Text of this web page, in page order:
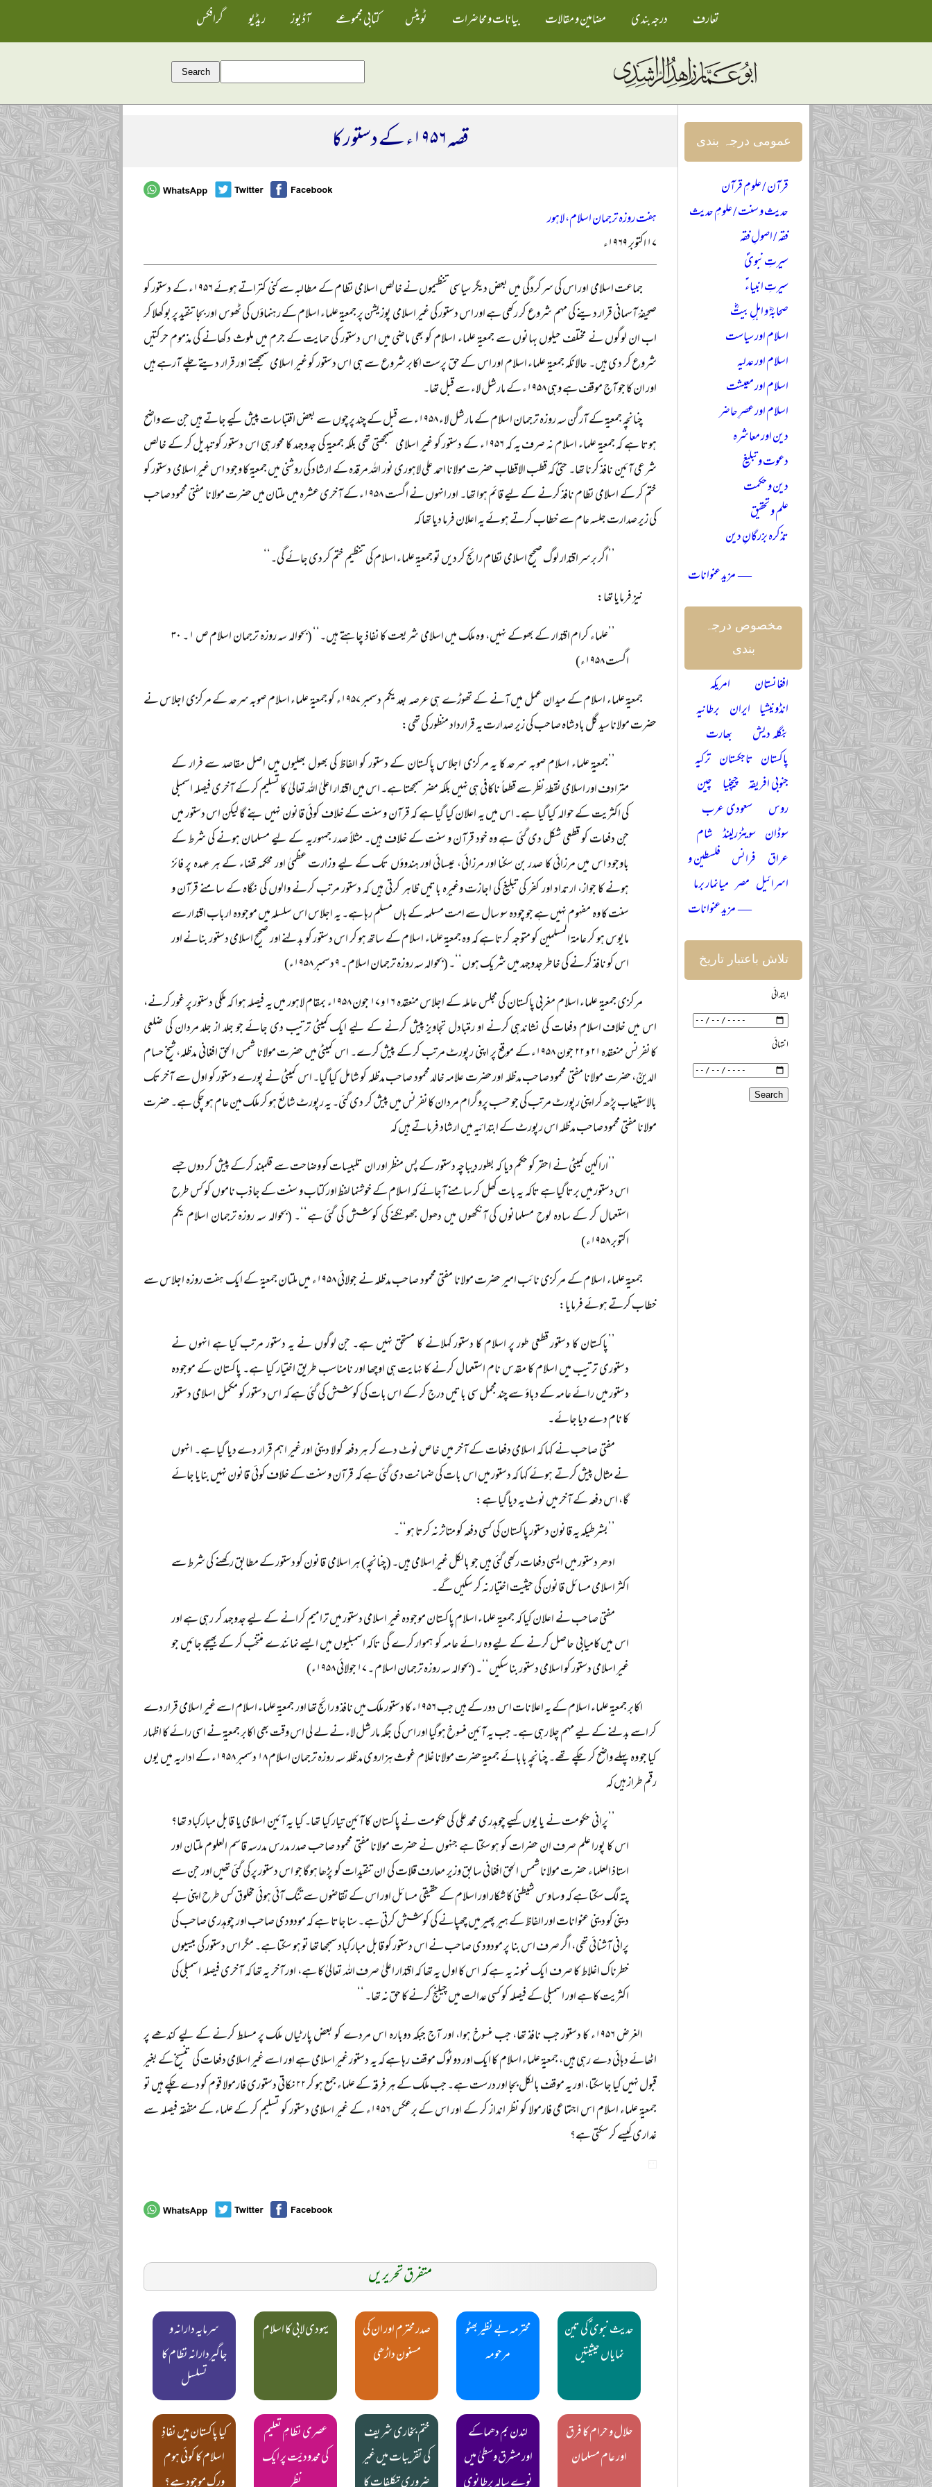
تعارف درجہ بندی مضامین و مقالات بیانات و محاضرات ٹویٹس کتابی مجموعے آڈیوز ریڈیو گرافکس
قصہ ۱۹۵۶ء کے دستور کا
ہفت روزہ ترجمان اسلام، لاہور
۱۷ اکتوبر ۱۹۶۹ء
جماعت اسلامی اور اس کی سرکردگی میں بعض دیگر سیاسی تنظیموں نے خالص اسلامی نظام کے مطالبہ سے کنی کتراتے ہوئے ۱۹۵۶ء کے دستور کو
صحیفۂ آسمانی قرار دینے کی مہم شروع کر رکھی ہے اور اس دستور کی غیر اسلامی پوزیشن پر جمعیۃ علماء اسلام کے رہنماؤں کی ٹھوس اور بجا تنقید پر بوکھلا کر
اب ان لوگوں نے مختلف حیلوں بہانوں سے جمعیۃ علماء اسلام کو بھی ماضی میں اس دستور کی حمایت کے جرم میں ملوث دکھانے کی مذموم حرکتیں
شروع کر دی ہیں۔ حالانکہ جمعیۃ علماء اسلام اور اس کے حق پرست اکابر شروع سے ہی اس دستور کو غیر اسلامی سمجھتے اور قرار دیتے چلے آرہے ہیں
اور ان کا جو آج موقف ہے وہی ۱۹۵۸ء کے مارشل لاء سے قبل تھا۔
چنانچہ جمعیۃ کے آرگن سہ روزہ ترجمان اسلام کے مارشل لاء ۱۹۵۸ء سے قبل کے چند پرچوں سے بعض اقتباسات پیش کیے جاتے ہیں جن سے واضح
ہوتا ہے کہ جمعیۃ علماء اسلام نہ صرف یہ کہ ۱۹۵۶ء کے دستور کو غیر اسلامی سمجھتی تھی بلکہ جمعیۃ کی جدوجہد کا محور ہی اس دستور کو تبدیل کر کے خالص
شرعی آئین نافذ کرنا تھا۔ حتیٰ کہ قطب الاقطاب حضرت مولانا احمد علی لاہوری نور اللہ مرقدہ کے ارشاد کی روشنی میں جمعیۃ کا وجود اس غیر اسلامی دستور کو
ختم کر کے اسلامی نظام نافذ کرنے کے لیے قائم ہوا تھا۔ اور انہوں نے اگست ۱۹۵۸ء کے آخری عشرہ میں ملتان میں حضرت مولانا مفتی محمود صاحب
کی زیر صدارت جلسہ عام سے خطاب کرتے ہوئے یہ اعلان فرما دیا تھا کہ
’’اگر برسر اقتدار لوگ صحیح اسلامی نظام رائج کر دیں تو جمعیۃ علماء اسلام کی تنظیم ختم کر دی جائے گی۔‘‘
نیز فرمایا تھا:
’’علماء کرام اقتدار کے بھوکے نہیں، وہ ملک میں اسلامی شریعت کا نفاذ چاہتے ہیں۔‘‘ (بحوالہ سہ روزہ ترجمان اسلام ص ۱ ۔ ۳۰
اگست ۱۹۵۸ء)
جمعیۃ علماء اسلام کے میدان عمل میں آنے کے تھوڑے ہی عرصہ بعد یکم دسمبر ۱۹۵۷ء کو جمعیۃ علماء اسلام صوبہ سرحد کے مرکزی اجلاس نے
حضرت مولانا سید گل بادشاہ صاحب کی زیر صدارت یہ قرارداد منظور کی تھی:
’’جمعیۃ علماء اسلام صوبہ سرحد کا یہ مرکزی اجلاس پاکستان کے دستور کو الفاظ کی بھول بھلیوں میں اصل مقاصد سے فرار کے
مترادف اور اسلامی نقطۂ نظر سے قطعاً ناکافی ہی نہیں بلکہ مضر سمجھتا ہے۔ اس میں اقتدار اعلیٰ اللہ تعالیٰ کا تسلیم کر کے آخری فیصلہ اسمبلی
کی اکثریت کے حوالہ کیا گیا ہے۔ اس میں یہ اعلان کیا گیا ہے کہ قرآن و سنت کے خلاف کوئی قانون نہیں بنے گا لیکن اس دستور میں
جن دفعات کو قطعی شکل دی گئی ہے وہ خود قرآن و سنت کے خلاف ہیں۔ مثلاً صدر جمہوریہ کے لیے مسلمان ہونے کی شرط کے
باوجود اس میں مرزائی کا صدر بن سکنا اور مرزائی، عیسائی اور ہندوؤں تک کے لیے وزارت عظمیٰ اور محکمہ قضاء کے ہر عہدہ پر فائز
ہونے کا جواز، ارتداد اور کفر کی تبلیغ کی اجازت وغیرہ باتیں ظاہر کرتی ہیں کہ دستور مرتب کرنے والوں کی نگاہ کے سامنے قرآن و
سنت کا وہ مفہوم نہیں ہے جو چودہ سو سال سے امت مسلمہ کے ہاں مسلم رہا ہے۔ یہ اجلاس اس سلسلہ میں موجودہ ارباب اقتدار سے
مایوس ہو کر عامۃ المسلمین کو متوجہ کرتا ہے کہ وہ جمعیۃ علماء اسلام کے ساتھ ہو کر اس دستور کو بدلنے اور صحیح اسلامی دستور بنانے اور
اس کو نافذ کرنے کی خاطر جدوجہد میں شریک ہوں‘‘۔ (بحوالہ سہ روزہ ترجمان اسلام ۔ ۹ دسمبر ۱۹۵۸ء)
مرکزی جمعیۃ علماء اسلام مغربی پاکستان کی مجلس عاملہ کے اجلاس منعقدہ ۱۶ و ۱۷ جون ۱۹۵۸ء بمقام لاہور میں یہ فیصلہ ہوا کہ ملکی دستور پر غور کرنے،
اس میں خلاف اسلام دفعات کی نشاندہی کرنے او رمتبادل تجاویز پیش کرنے کے لیے ایک کمیٹی ترتیب دی جائے جو جلد از جلد مردان کی ضلعی
کانفرنس منعقدہ ۲۱ و ۲۲ جون ۱۹۵۸ء کے موقع پر اپنی رپورٹ مرتب کر کے پیش کرے۔ اس کمیٹی میں حضرت مولانا شمس الحق افغانی مدظلہ، شیخ حسام
الدینؒ، حضرت مولانا مفتی محمود صاحب مدظلہ اور حضرت علامہ خالد محمود صاحب مدظلہ کو شامل کیا گیا۔ اس کمیٹی نے پورے دستور کو اول سے آخر تک
بالاستیعاب پڑھ کر اپنی رپورٹ مرتب کی جو حسب پروگرام مردان کانفرنس میں پیش کر دی گئی۔ یہ رپورٹ شائع ہو کر ملک مین عام ہو چکی ہے۔ حضرت
مولانا مفتی محمود صاحب مدظلہ اس رپورٹ کے ابتدائیہ میں ارشاد فرماتے ہیں کہ
’’اراکین کمیٹی نے احقر کو حکم دیا کہ بطور دیباچہ دستور کے پس منظر اور ان تلبیسات کو وضاحت سے قلمبند کر کے پیش کر دوں جسے
اس دستور میں برتا گیا ہے تاکہ یہ بات کھل کر سامنے آجائے کہ اسلام کے خوشنما لفظ اور کتاب و سنت کے جاذب ناموں کو کس طرح
استعمال کر کے سادہ لوح مسلمانوں کی آنکھوں میں دھول جھونکنے کی کوشش کی گئی ہے‘‘۔ (بحوالہ سہ روزہ ترجمان اسلام یکم
اکتوبر ۱۹۵۸ء)
جمعیۃ علماء اسلام کے مرکزی نائب امیر حضرت مولانا مفتی محمود صاحب مدظلہ نے جولائی ۱۹۵۸ء میں ملتان جمعیۃ کے ایک ہفت روزہ اجلاس سے
خطاب کرتے ہوئے فرمایا:
’’پاکستان کا دستور قطعی طور پر اسلام کا دستور کہلانے کا مستحق نہیں ہے۔ جن لوگوں نے یہ دستور مرتب کیا ہے انہوں نے
دستوری ترتیب میں اسلام کا مقدس نام استعمال کرنے کا نہایت ہی اوچھا اور نامناسب طریق اختیار کیا ہے۔ پاکستان کے موجودہ
دستور میں رائے عامہ کے دباؤ سے چند مجمل سی باتیں درج کر کے اس بات کی کوشش کی گئی ہے کہ اس دستور کو مکمل اسلامی دستور
کا نام دے دیا جائے۔
مفتی صاحب نے کہا کہ اسلامی دفعات کے آخر میں خاص نوٹ دے کر ہر دفعہ کو لا دینی اور غیر اہم قرار دے دیا گیا ہے۔ انہوں
نے مثال پیش کرتے ہوئے کہا کہ دستور میں اس بات کی ضمانت دی گئی ہے کہ قرآن و سنت کے خلاف کوئی قانون نہیں بنایا جائے
گا، اس دفعہ کے آخر میں نوٹ یہ دیا گیا ہے:
’’بشرطیکہ یہ قانون دستور پاکستان کی کسی دفعہ کو متاثر نہ کرتا ہو‘‘۔
ادھر دستور میں ایسی دفعات رکھی گئی ہیں جو بالکل غیر اسلامی ہیں۔ (چنانچہ) ہر اسلامی قانون کو دستور کے مطابق رکھنے کی شرط سے
اکثر اسلامی مسائل قانون کی حیثیت اختیار نہ کر سکیں گے۔
مفتی صاحب نے اعلان کیا کہ جمعیۃ علماء اسلام پاکستان موجودہ غیر اسلامی دستور میں ترامیم کرانے کے لیے جدوجہد کر رہی ہے اور
اس میں کامیابی حاصل کرنے کے لیے وہ رائے عامہ کو ہموار کرے گی تاکہ اسمبلیوں میں ایسے نمائندے منتخب کر کے بھیجے جائیں جو
غیر اسلامی دستور کو اسلامی دستور بنا سکیں‘‘۔ (بحوالہ سہ روزہ ترجمان اسلام ۔ ۱۷ جولائی ۱۹۵۸ء)
اکابر جمعیۃ علماء اسلام کے یہ اعلانات اس دور کے ہیں جب ۱۹۵۶ء کا دستور ملک میں نافذ و رائج تھا اور جمعیۃ علماء اسلام اسے غیر اسلامی قرار دے
کر اسے بدلنے کے لیے مہم چلا رہی ہے۔ جب یہ آئین منسوخ ہوگیا اور اس کی جگہ مارشل لاء نے لے لی اس وقت بھی اکابر جمعیۃ نے اسی رائے کا اظہار
کیا جو وہ پہلے واضح کر چکے تھے۔ چنانچہ بابائے جمعیۃ حضرت مولانا غلام غوث ہزاروی مدظلہ سہ روزہ ترجمان اسلام ۱۸ دسمبر ۱۹۵۸ء کے اداریہ میں یوں
رقم طراز ہیں کہ
’’پرانی حکومت نے یا یوں کہیے چوہدری محمد علی کی حکومت نے پاکستان کا آئین تیار کیا تھا۔ کیا یہ آئین اسلامی یا قابل مبارکباد تھا؟
اس کا پورا علم صرف ان حضرات کو ہو سکتا ہے جنہوں نے حضرت مولانا مفتی محمود صاحب صدر مدرس مدرسہ قاسم العلوم ملتان اور
استاذ العلماء حضرت مولانا شمس الحق افغانی سابق وزیر معارف قلات کی ان تنقیدات کو پڑھا ہوگا جو اس دستور پر کی گئی تھیں اور جن سے
پتہ لگ سکتا ہے کہ وساوس شیطنی کا شکار اور اسلام کے حقیقی مسائل اور اس کے تقاضوں سے تنگ آئی ہوئی مخلوق کس طرح اپنی بے
دینی کو دینی عنوانات اور الفاظ کے ہیر پھیر میں چھپانے کی کوشش کرتی ہے۔ سنا جاتا ہے کہ مودودی صاحب اور چوہدری صاحب کی
پرانی آشنائی تھی، اگر صرف اس بنا پر مودودی صاحب نے اس دستور کو قابل مبارکباد سمجھا تھا تو ہو سکتا ہے۔ مگر اس دستور کی بیسیوں
خطرناک اغلاط کا صرف ایک نمونہ یہ ہے کہ اس کا اول یہ تھا کہ اقتدار اعلیٰ صرف اللہ تعالیٰ کا ہے، اور آخر یہ تھا کہ آخری فیصلہ اسمبلی کی
اکثریت کا ہے اور اسمبلی کے فیصلہ کو کسی عدالت میں چیلنج کرنے کا حق نہ تھا۔ ‘‘
الغرض ۱۹۵۶ء کا دستور جب نافذ تھا، جب منسوخ ہوا، اور آج جبکہ دوبارہ اس مردے کو بعض پارٹیاں ملک پر مسلط کرنے کے لیے کندھے پر
اٹھائے دہائی دے رہی ہیں، جمعیۃ علماء اسلام کا ایک اور دوٹوک موقف رہا ہے کہ یہ دستور غیر اسلامی ہے اور اسے غیر اسلامی دفعات کی تنسیخ کے بغیر
قبول نہیں کیا جا سکتا، اور یہ موقف بالکل بجا اور درست ہے۔ جب ملک کے ہر فرقہ کے علماء جمع ہو کر ۲۲ نکاتی دستوری فارمولا قوم کو دے چکے ہیں تو
جمعیۃ علماء اسلام اس اجتماعی فارمولا کو نظر انداز کر کے اور اس کے برعکس ۱۹۵۶ء کے غیر اسلامی دستور کو تسلیم کر کے علماء کے متفقہ فیصلہ سے
غداری کیسے کر سکتی ہے؟
متفرق تحریریں
حدیث نبوی ؐ کی تین
نمایاں حیثیتیں
محترمہ بے نظیر بھٹو
مرحومہ
صدر محترم اور ان کی
مسنون داڑھی
یہودی لابی کا اسلام
سرمایہ دارانہ و
جاگیردارانہ نظام کا
تسلسل
حلال و حرام کا فرق
اور عام مسلمان
لندن بم دھماکے
اور مشرق وسطیٰ میں
ختم بخاری شریف
کی تقریبات میں غیر
عصری نظامِ تعلیم
کی محدودیّت پر ایک
کیا پاکستان میں نفاذِ
اسلام کا کوئی ہوم
عمومی درجہ بندی
قرآن / علومِ قرآن
حدیث و سنت / علومِ حدیث
فقہ / اصولِ فقہ
سیرتِ نبویؐ
سیرتِ انبیاءؑ
صحابہؓ و اہلِ بیتؓ
اسلام اور سیاست
اسلام اور عدلیہ
اسلام اور معیشت
اسلام اور عصرِ حاضر
دین اور معاشرہ
دعوت و تبلیغ
دین و حکمت
علم و تحقیق
تذکرہ بزرگانِ دین
— مزید عنوانات
مخصوص درجہ
بندی
افغانستان
امریکہ
انڈونیشیا ایران برطانیہ
بنگلہ دیش
بھارت
پاکستان تاجکستان ترکیہ
جنوبی افریقہ چیچنیا چین
روس
سعودی عرب
سوڈان سویٹزرلینڈ شام
عراق فرانس فلسطین و
اسرائیل مصر میانمار برما
— مزید عنوانات
تلاش باعتبار تاریخ
ابتدائی
انتہائی